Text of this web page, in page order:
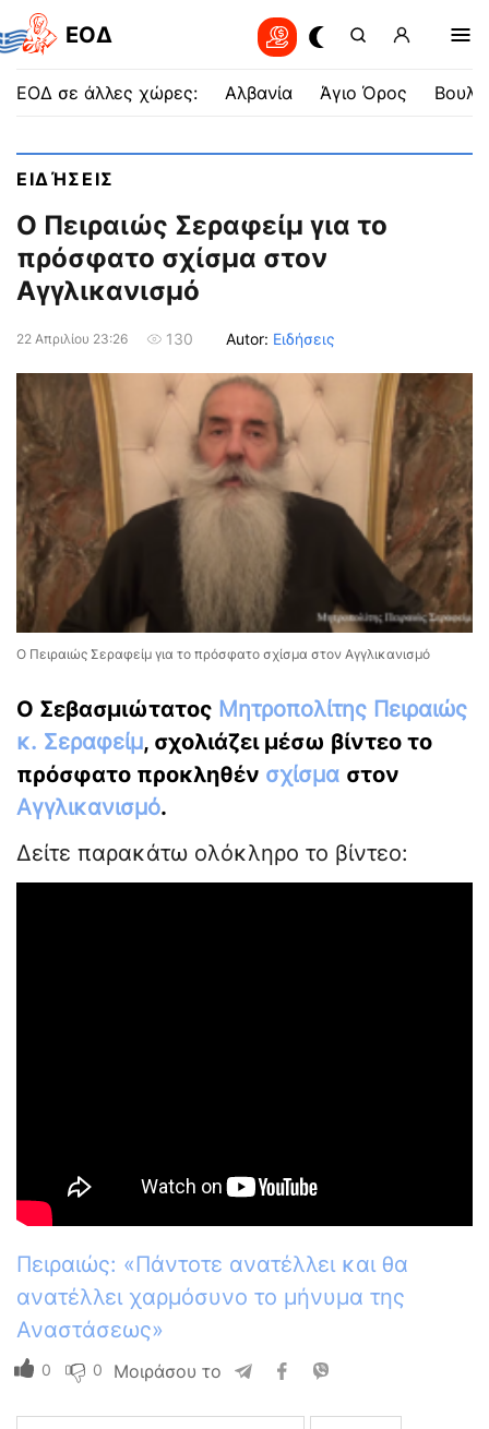
EOΔ
ΕΟΔ σε άλλες χώρες: Αλβανία Άγιο Όρος
ΕΙΔΉΣΕΙΣ
Ο Πειραιώς Σεραφείμ για το
πρόσφατο σχίσμα στον
Αγγλικανισμό
22 Απριλίου 23:26 130 Autor: Ειδήσεις
Ο Πειραιώς Σεραφείμ για το πρόσφατο σχίσμα στον Αγγλικανισμό
Ο Σεβασμιώτατος Μητροπολίτης Πειραιώς
κ. Σεραφείμ, σχολιάζει μέσω βίντεο το
πρόσφατο προκληθέν σχίσμα στον
Αγγλικανισμό.
Δείτε παρακάτω ολόκληρο το βίντεο:
Πειραιώς: «Πάντοτε ανατέλλει και θα
ανατέλλει χαρμόσυνο το μήνυμα της
Αναστάσεως»
0 0 Μοιράσου το